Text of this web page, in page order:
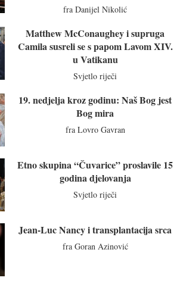
fra Danijel Nikolić
Matthew McConaughey i supruga
Camila susreli se s papom Lavom XIV.
u Vatikanu
Svjetlo riječi
19. nedjelja kroz godinu: Naš Bog jest
Bog mira
fra Lovro Gavran
Etno skupina “Čuvarice” proslavile 15
godina djelovanja
Svjetlo riječi
Jean-Luc Nancy i transplantacija srca
fra Goran Azinović